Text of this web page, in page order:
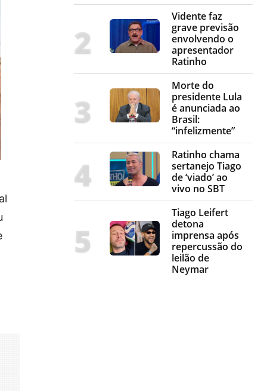
Vidente faz
grave previsão
envolvendo o
apresentador
Ratinho
Morte do
presidente Lula
é anunciada ao
Brasil:
“infelizmente”
Ratinho chama
sertanejo Tiago
de ‘viado’ ao
vivo no SBT
Tiago Leifert
detona
imprensa após
repercussão do
leilão de
Neymar